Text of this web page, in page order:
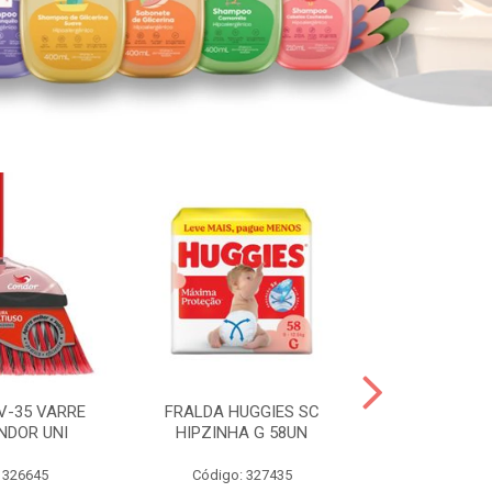
35 VARRE
UNI
FRALDA HUGGIES SC
HIPZINHA G 58UN
Código: 327435